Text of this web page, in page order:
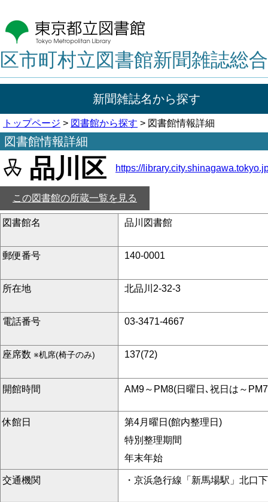
区市町村立図書館新聞雑誌総
新聞雑誌名から探す
トップページ > 図書館から探す > 図書館情報詳細
図書館情報詳細
品川区 https://
この図書館の所蔵一覧を見る
図書館名 品川図書館
郵便番号 140-0001
所在地 北品川2-32-3
電話番号 03-3471-4667
座席数 ※机席(椅子のみ) 137(72)
開館時間 AM9～PM8(日曜日､祝日は～
休館日
第4月曜日(館内整理日)
特別整理期間
年末年始
交通機関 ・京浜急行線「新馬場駅」北口